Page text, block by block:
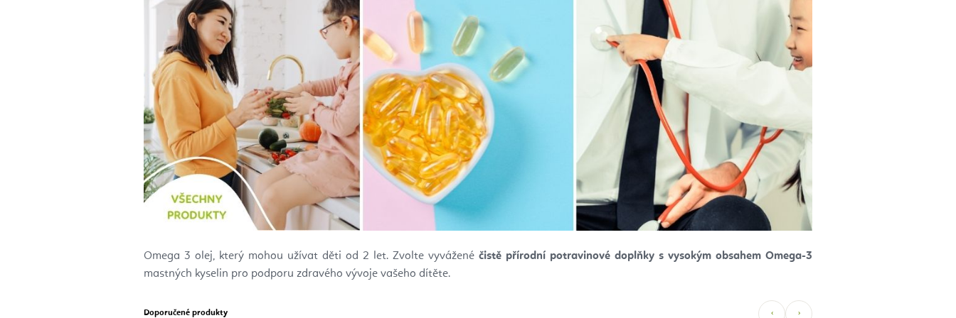
Omega 3 olej, který mohou užívat děti od 2 let. Zvolte vyvážené čistě přírodní potravinové doplňky s vysokým obsahem Omega-3
mastných kyselin pro podporu zdravého vývoje vašeho dítěte.
Doporučené produkty ‹ ›